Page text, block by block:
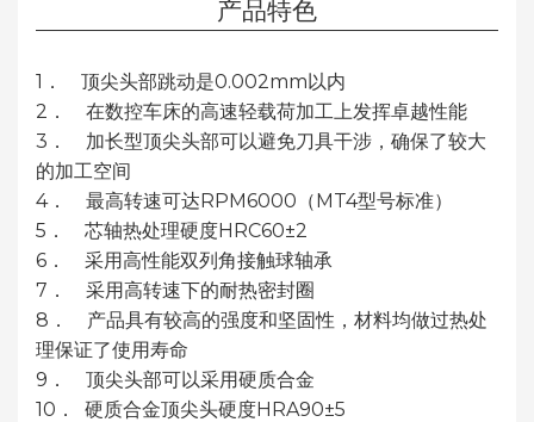
产品特色
1． 顶尖头部跳动是0.002mm以内
2． 在数控车床的高速轻载荷加工上发挥卓越性能
3． 加长型顶尖头部可以避免刀具干涉，确保了较大
的加工空间
4． 最高转速可达RPM6000（MT4型号标准）
5． 芯轴热处理硬度HRC60±2
6． 采用高性能双列角接触球轴承
7． 采用高转速下的耐热密封圈
8． 产品具有较高的强度和坚固性，材料均做过热处
理保证了使用寿命
9． 顶尖头部可以采用硬质合金
10． 硬质合金顶尖头硬度HRA90±5